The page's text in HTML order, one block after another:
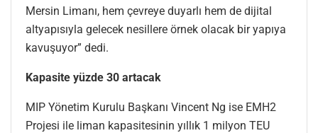
Mersin Limanı, hem çevreye duyarlı hem de dijital
altyapısıyla gelecek nesillere örnek olacak bir yapıya
kavuşuyor” dedi.
Kapasite yüzde 30 artacak
MIP Yönetim Kurulu Başkanı Vincent Ng ise EMH2
Projesi ile liman kapasitesinin yıllık 1 milyon TEU